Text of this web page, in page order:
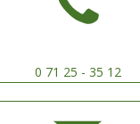
0 71 25 - 35 12